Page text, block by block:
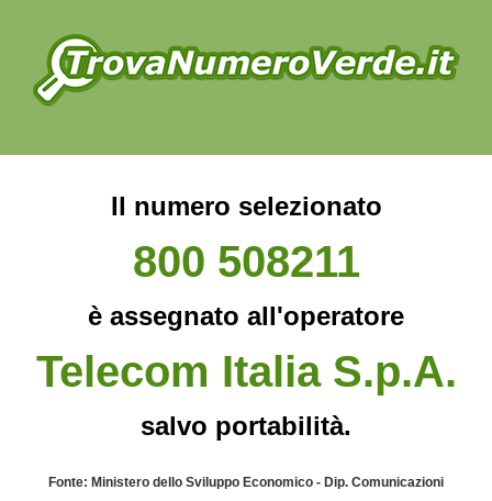
Il numero selezionato
800 508211
è assegnato all'operatore
Telecom Italia S.p.A.
salvo portabilità.
Fonte: Ministero dello Sviluppo Economico - Dip. Comunicazioni